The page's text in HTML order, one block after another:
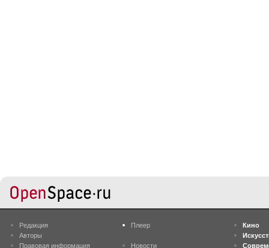
Редакция
Авторы
Правовая информация
Плеер
Новости
Кино